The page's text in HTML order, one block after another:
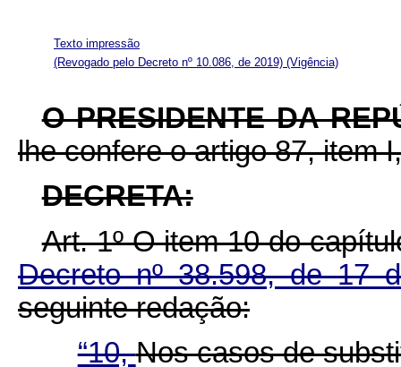
Texto impressão
(Revogado pelo Decreto nº 10.086, de 2019) (Vigência)
O PRESIDENTE DA
lhe confere o artigo 87, item
DECRETA:
Art. 1º O item 10 do
Decreto nº 38.598, de 17
seguinte redação:
“10,Nos casos de